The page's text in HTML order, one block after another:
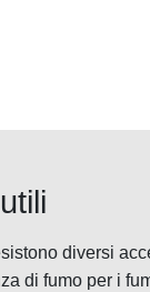
diversi
di fumo per i